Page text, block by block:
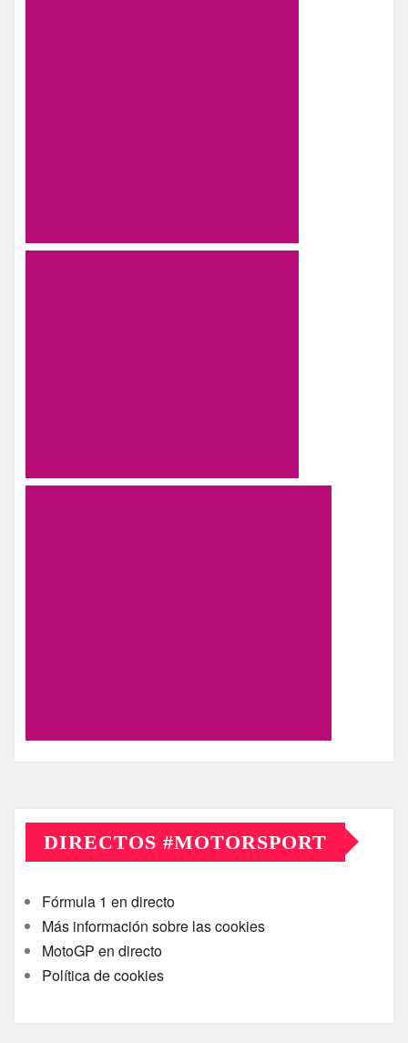
DIRECTOS #MOTORSPORT
Fórmula 1 en directo
Más información sobre las cookies
MotoGP en directo
Política de cookies